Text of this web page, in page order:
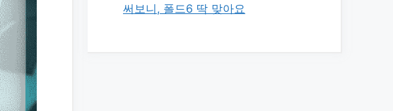
써보니, 폴드6 딱 맞아요